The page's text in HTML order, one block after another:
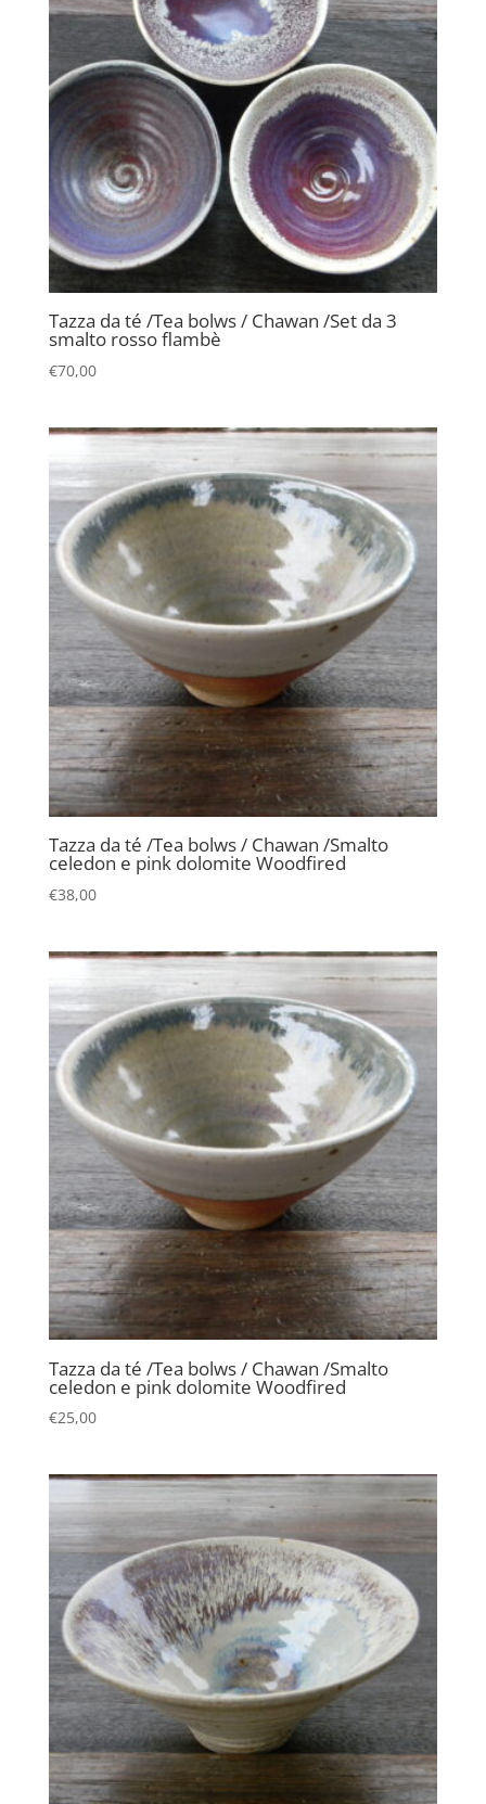
Tazza da té /Tea bolws / Chawan /Set da 3
smalto rosso flambè
€70,00
Tazza da té /Tea bolws / Chawan /Smalto
celedon e pink dolomite Woodfired
€38,00
Tazza da té /Tea bolws / Chawan /Smalto
celedon e pink dolomite Woodfired
€25,00